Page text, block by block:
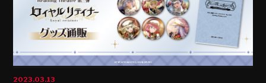
2023.03.13